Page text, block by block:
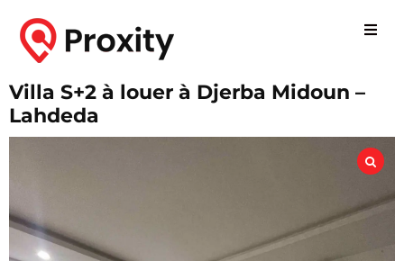
Villa S+2 à louer à Djerba Midoun –
Lahdeda